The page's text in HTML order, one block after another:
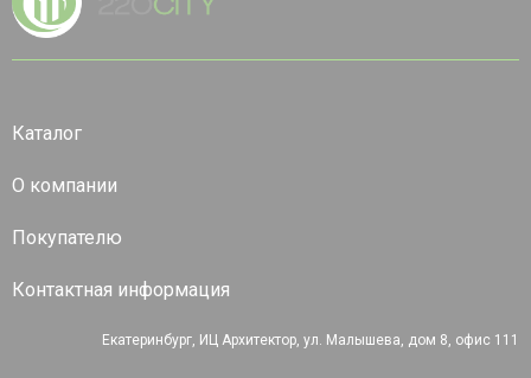
Каталог
О компании
Покупателю
Контактная информация
Екатеринбург, ИЦ Архитектор, ул. Малышева, дом 8, офис 111